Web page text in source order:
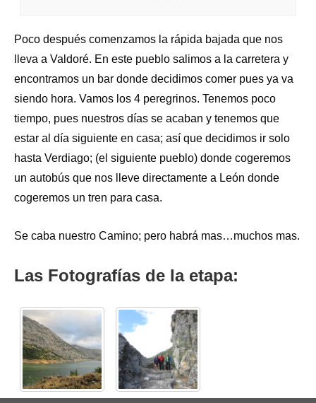
Poco después comenzamos la rápida bajada que nos
lleva a Valdoré. En este pueblo salimos a la carretera y
encontramos un bar donde decidimos comer pues ya va
siendo hora. Vamos los 4 peregrinos. Tenemos poco
tiempo, pues nuestros días se acaban y tenemos que
estar al día siguiente en casa; así que decidimos ir solo
hasta Verdiago; (el siguiente pueblo) donde cogeremos
un autobús que nos lleve directamente a León donde
cogeremos un tren para casa.
Se caba nuestro Camino; pero habrá mas…muchos mas.
Las Fotografías de la etapa: